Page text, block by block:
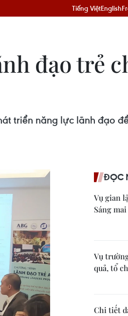
Tiếng ViệtEnglish
đạo trẻ
triển năng lực lãnh đạo
ĐỌC
Vụ gian
Sáng
Vụ
quả, tổ
Chi tiết